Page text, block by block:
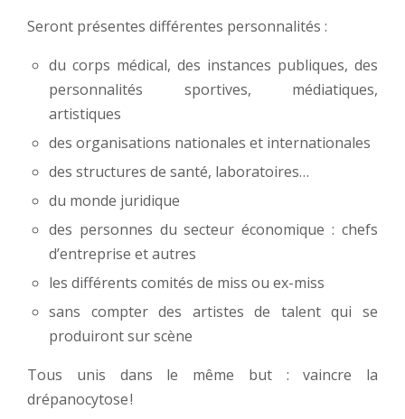
Seront présentes différentes personnalités :
du corps médical, des instances publiques, des
personnalités sportives, médiatiques,
artistiques
des organisations nationales et internationales
des structures de santé, laboratoires…
du monde juridique
des personnes du secteur économique : chefs
d’entreprise et autres
les différents comités de miss ou ex-miss
sans compter des artistes de talent qui se
produiront sur scène
Tous unis dans le même but : vaincre la
drépanocytose !